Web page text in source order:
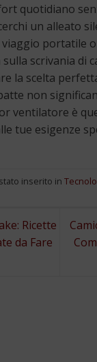
quotidiano
un alleato
portatile
sulla scrivania di
la scelta
non
ventilatore è
tue esigenze
inserito in
Ricette
da Fare